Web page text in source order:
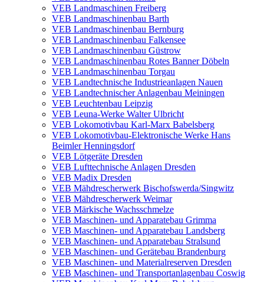
VEB Landmaschinen Freiberg
VEB Landmaschinenbau Barth
VEB Landmaschinenbau Bernburg
VEB Landmaschinenbau Falkensee
VEB Landmaschinenbau Güstrow
VEB Landmaschinenbau Rotes Banner Döbeln
VEB Landmaschinenbau Torgau
VEB Landtechnische Industrieanlagen Nauen
VEB Landtechnischer Anlagenbau Meiningen
VEB Leuchtenbau Leipzig
VEB Leuna-Werke Walter Ulbricht
VEB Lokomotivbau Karl-Marx Babelsberg
VEB Lokomotivbau-Elektronische Werke Hans
Beimler Henningsdorf
VEB Lötgeräte Dresden
VEB Lufttechnische Anlagen Dresden
VEB Madix Dresden
VEB Mähdrescherwerk Bischofswerda/Singwitz
VEB Mähdrescherwerk Weimar
VEB Märkische Wachsschmelze
VEB Maschinen- und Apparatebau Grimma
VEB Maschinen- und Apparatebau Landsberg
VEB Maschinen- und Apparatebau Stralsund
VEB Maschinen- und Gerätebau Brandenburg
VEB Maschinen- und Materialreserven Dresden
VEB Maschinen- und Transportanlagenbau Coswig